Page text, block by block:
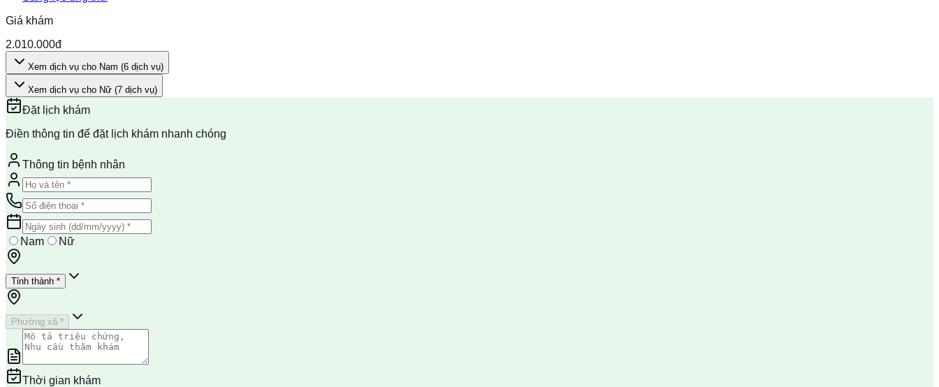
Giá khám
2.010.000đ
Xem dịch vụ cho Nam (6 dịch vụ)
Xem dịch vụ cho Nữ (7 dịch vụ)
Đặt lịch khám
Điền thông tin để đặt lịch khám nhanh chóng
Thông tin bệnh nhân
Nam Nữ
Tỉnh thành *
Phường xã *
Thời gian khám